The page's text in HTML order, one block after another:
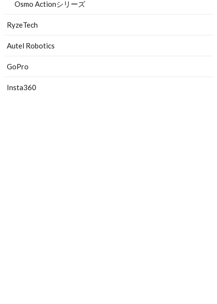
Osmo Actionシリーズ
RyzeTech
Autel Robotics
GoPro
Insta360